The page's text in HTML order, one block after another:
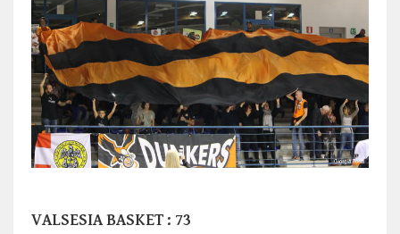
VALSESIA BASKET : 73